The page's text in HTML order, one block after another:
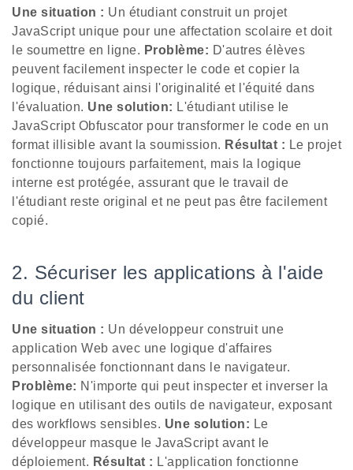
Une situation : Un étudiant construit un projet
JavaScript unique pour une affectation scolaire et doit
le soumettre en ligne. Problème: D'autres élèves
peuvent facilement inspecter le code et copier la
logique, réduisant ainsi l'originalité et l'équité dans
l'évaluation. Une solution: L'étudiant utilise le
JavaScript Obfuscator pour transformer le code en un
format illisible avant la soumission. Résultat : Le projet
fonctionne toujours parfaitement, mais la logique
interne est protégée, assurant que le travail de
l'étudiant reste original et ne peut pas être facilement
copié.
2. Sécuriser les applications à l'aide
du client
Une situation : Un développeur construit une
application Web avec une logique d'affaires
personnalisée fonctionnant dans le navigateur.
Problème: N'importe qui peut inspecter et inverser la
logique en utilisant des outils de navigateur, exposant
des workflows sensibles. Une solution: Le
développeur masque le JavaScript avant le
déploiement. Résultat : L'application fonctionne